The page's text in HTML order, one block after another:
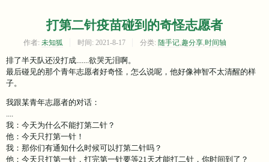
打第二针疫苗碰到的奇怪志愿者
作者: 未知狐 时间: 2021-8-17 分类: 随手记 趣分享 时间轴
排了半天队还没打成.......欲哭无泪啊。
最后碰见的那个青年志愿者好奇怪，怎么说呢，他好像神智不太清醒的样
子。
我跟某青年志愿者的对话：
我：今天为什么不能打第二针？
他：今天只打第一针！
我：那你们有通知什么时候可以打第二针吗？
他：今天只打第一针，打完第一针要等21天才能打二针，你时间到了？